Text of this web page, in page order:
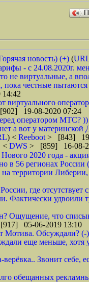
новость) (+) (
- с 24.08.2020г.
не виртуальные, а
честные
19-08-2020 07:24
оператором МТС?
а вот у
) < Reeboot > [843] 19-
< DWS > [859] 16-08-
2020 года -
в 56 регионах России
территории
где
Фактически
Ощущение, что
05-06-2019 13:10
Мотива. Обсуждали? (-)
еще меньше, хотя
Звонит
обещанных